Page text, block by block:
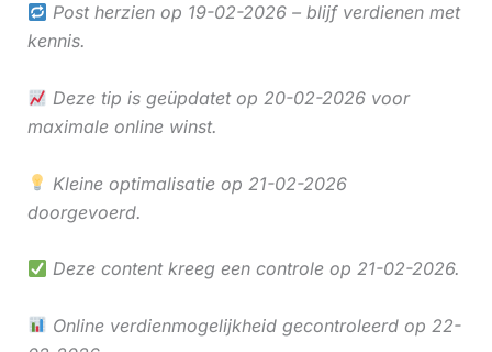
Post herzien op 19-02-2026 – blijf verdienen met
kennis.
Deze tip is geüpdatet op 20-02-2026 voor
maximale online winst.
Kleine optimalisatie op 21-02-2026
doorgevoerd.
Deze content kreeg een controle op 21-02-2026.
Online verdienmogelijkheid gecontroleerd op 22-